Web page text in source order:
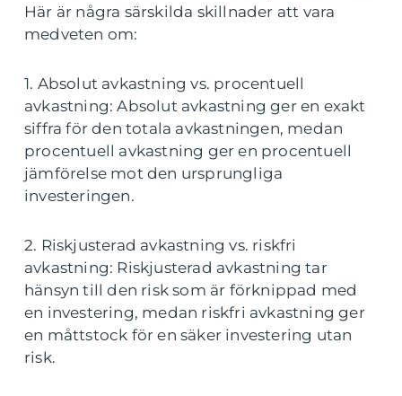
Här är några särskilda skillnader att vara
medveten om:
1. Absolut avkastning vs. procentuell
avkastning: Absolut avkastning ger en exakt
siffra för den totala avkastningen, medan
procentuell avkastning ger en procentuell
jämförelse mot den ursprungliga
investeringen.
2. Riskjusterad avkastning vs. riskfri
avkastning: Riskjusterad avkastning tar
hänsyn till den risk som är förknippad med
en investering, medan riskfri avkastning ger
en måttstock för en säker investering utan
risk.